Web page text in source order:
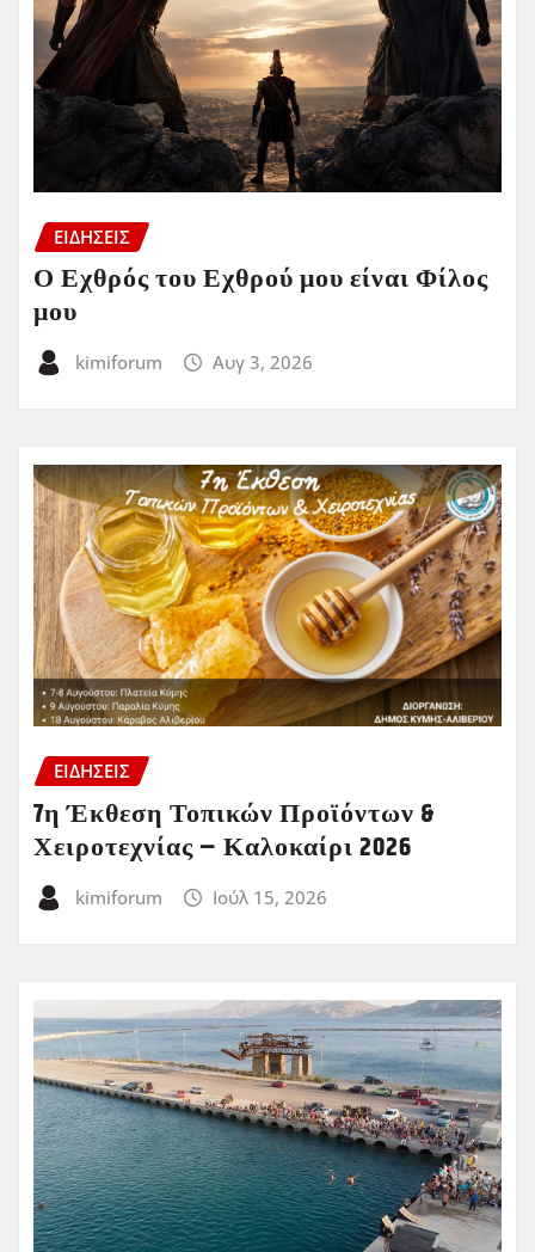
ΕΙΔΗΣΕΙΣ
Ο Εχθρός του Εχθρού μου είναι Φίλος
μου
kimiforum Αυγ 3, 2026
ΕΙΔΗΣΕΙΣ
7η Έκθεση Τοπικών Προϊόντων &
Χειροτεχνίας – Καλοκαίρι 2026
kimiforum Ιούλ 15, 2026